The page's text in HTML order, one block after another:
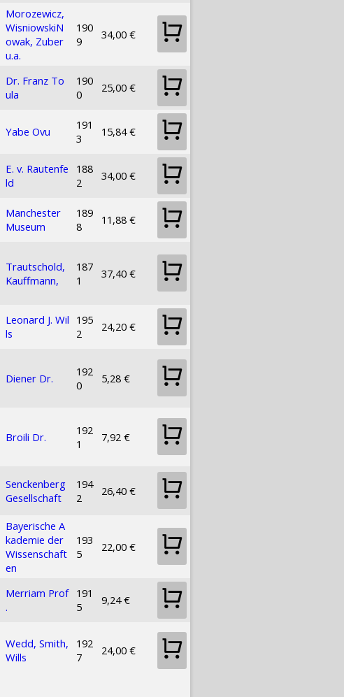
Morozewicz,
WisniowskiN
owak, Zuber
u.a.
190
9
34,00 €
Dr. Franz To
ula
190
0
25,00 €
Yabe Ovu
191
3
15,84 €
E. v. Rautenfe
ld
188
2
34,00 €
Manchester
Museum
189
8
11,88 €
Trautschold,
Kauffmann,
187
1
37,40 €
Leonard J. Wil
ls
195
2
24,20 €
Diener Dr.
192
0
5,28 €
Broili Dr.
192
1
7,92 €
Senckenberg
Gesellschaft
194
2
26,40 €
Bayerische A
kademie der
Wissenschaft
en
193
5
22,00 €
Merriam Prof
.
191
5
9,24 €
Wedd, Smith,
Wills
192
7
24,00 €